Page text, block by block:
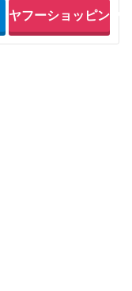
ヤフーショッピング